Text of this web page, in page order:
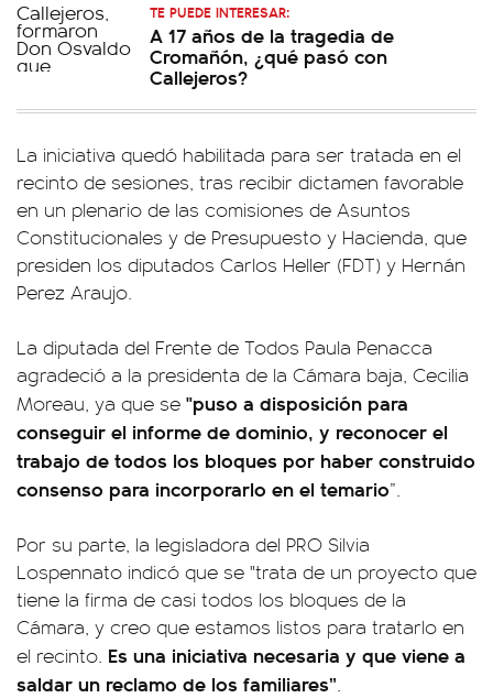
TE PUEDE INTERESAR:
A 17 años de la tragedia de
Cromañón, ¿qué pasó con
Callejeros?
La iniciativa quedó habilitada para ser tratada en el
recinto de sesiones, tras recibir dictamen favorable
en un plenario de las comisiones de Asuntos
Constitucionales y de Presupuesto y Hacienda, que
presiden los diputados Carlos Heller (FDT) y Hernán
Perez Araujo.
La diputada del Frente de Todos Paula Penacca
agradeció a la presidenta de la Cámara baja, Cecilia
Moreau, ya que se "puso a disposición para
conseguir el informe de dominio, y reconocer el
trabajo de todos los bloques por haber construido
consenso para incorporarlo en el temario”.
Por su parte, la legisladora del PRO Silvia
Lospennato indicó que se "trata de un proyecto que
tiene la firma de casi todos los bloques de la
Cámara, y creo que estamos listos para tratarlo en
el recinto. Es una iniciativa necesaria y que viene a
saldar un reclamo de los familiares”.